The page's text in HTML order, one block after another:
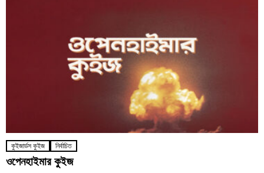
কুইজার্ডস কুইজ নির্বাচিত
ওপেনহাইমার কুইজ